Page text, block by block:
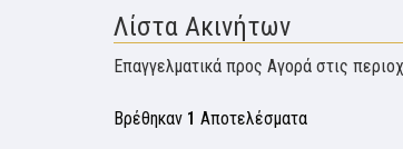
Λίστα Ακινήτων
Επαγγελματικά προς Αγορά στις
Βρέθηκαν 1 Αποτελέσματα